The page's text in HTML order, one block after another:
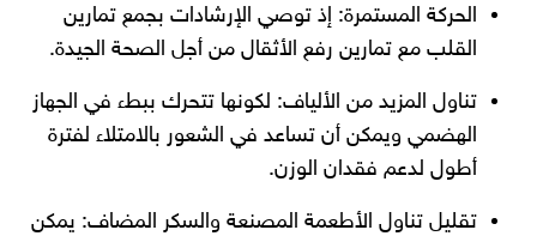
الحركة المستمرة: إذ توصي الإرشادات بجمع تمارين
القلب مع تمارين رفع الأثقال من أجل الصحة الجيدة.
تناول المزيد من الألياف: لكونها تتحرك ببطء في الجهاز
الهضمي ويمكن أن تساعد في الشعور بالامتلاء لفترة
أطول لدعم فقدان الوزن.
تقليل تناول الأطعمة المصنعة والسكر المضاف: يمكن